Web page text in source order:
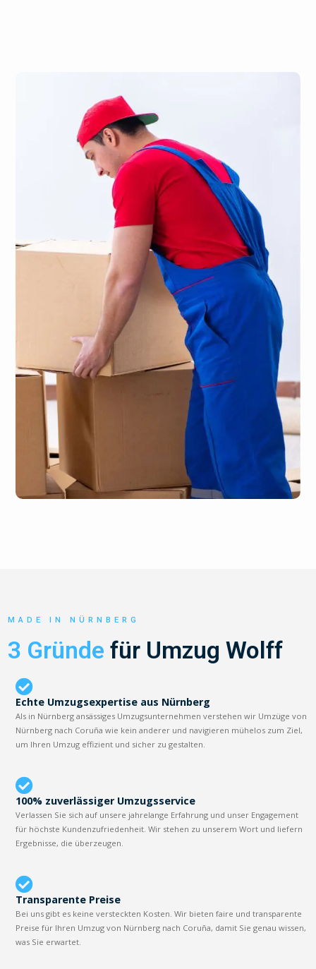
MADE IN NÜRNBERG
3 Gründe für Umzug Wolff
Echte Umzugsexpertise aus Nürnberg
Als in Nürnberg ansässiges Umzugsunternehmen verstehen wir Umzüge von
Nürnberg nach Coruña wie kein anderer und navigieren mühelos zum Ziel,
um Ihren Umzug effizient und sicher zu gestalten.
100% zuverlässiger Umzugsservice
Verlassen Sie sich auf unsere jahrelange Erfahrung und unser Engagement
für höchste Kundenzufriedenheit. Wir stehen zu unserem Wort und liefern
Ergebnisse, die überzeugen.
Transparente Preise
Bei uns gibt es keine versteckten Kosten. Wir bieten faire und transparente
Preise für Ihren Umzug von Nürnberg nach Coruña, damit Sie genau wissen,
was Sie erwartet.